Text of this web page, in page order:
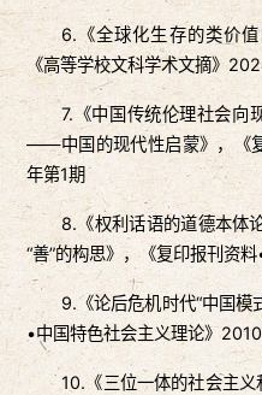
6.《全球化生存的类价值
《高等学校文科学术文摘》
7.《中国传统伦理社会向
——中国的现代性启蒙》，《
年第1期
8.《权利话语的道德本体
“善”的构思》，《复印报刊资
9.《论后危机时代“中国模
•中国特色社会主义理论》
10.《三位一体的社会主义